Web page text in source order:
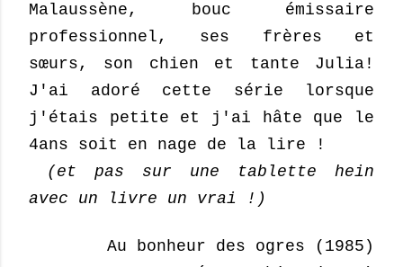
Malaussène, bouc émissaire
professionnel, ses frères et
sœurs, son chien et tante Julia!
J'ai adoré cette série lorsque
j'étais petite et j'ai hâte que le
4ans soit en nage de la lire !
(et pas sur une tablette hein
avec un livre un vrai !)
Au bonheur des ogres (1985)